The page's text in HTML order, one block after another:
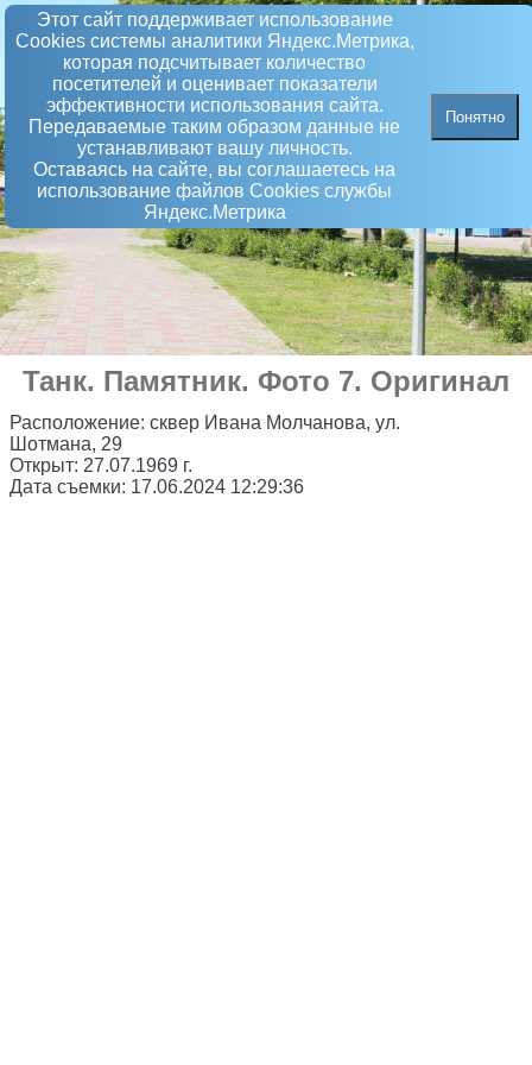
Этот сайт поддерживает использование
Сookies системы аналитики Яндекс.Метрика,
которая подсчитывает количество
посетителей и оценивает показатели
эффективности использования сайта.
Передаваемые таким образом данные не
устанавливают вашу личность.
Оставаясь на сайте, вы соглашаетесь на
использование файлов Сookies службы
Яндекс.Метрика
Понятно
Танк. Памятник. Фото 7. Оригинал
Расположение: сквер Ивана Молчанова, ул.
Шотмана, 29
Открыт: 27.07.1969 г.
Дата съемки: 17.06.2024 12:29:36